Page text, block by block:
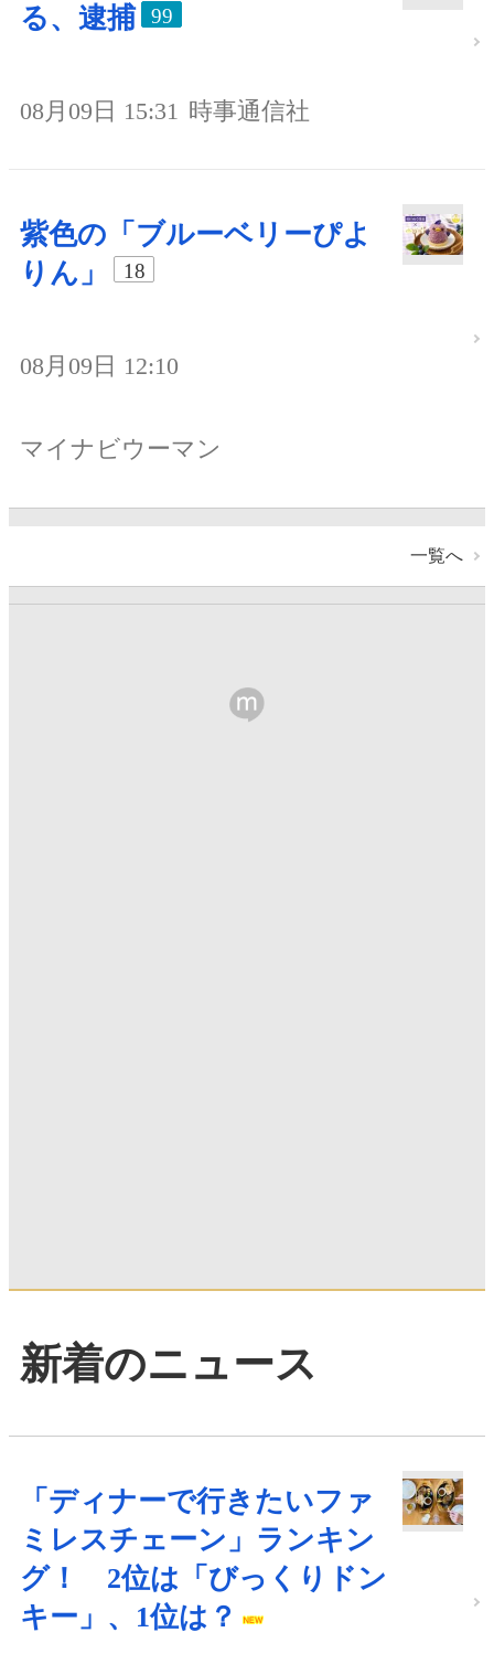
る、逮捕
99
08月09日 15:31 時事通信社
紫色の「ブルーベリーぴよ
りん」
18
08月09日 12:10
マイナビウーマン
一覧へ
新着のニュース
「ディナーで行きたいファ
ミレスチェーン」ランキン
グ！ 2位は「びっくりドン
キー」、1位は？